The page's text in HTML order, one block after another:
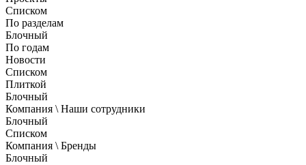
Списком
По разделам
Блочный
По годам
Новости
Списком
Плиткой
Блочный
Компания \ Наши сотрудники
Блочный
Списком
Компания \ Бренды
Блочный